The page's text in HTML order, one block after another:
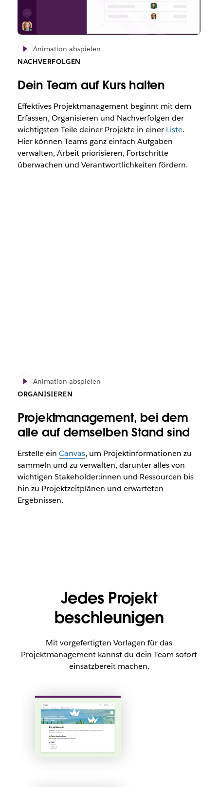
Animation abspielen
NACHVERFOLGEN
Dein Team auf Kurs halten
Effektives Projektmanagement beginnt mit dem
Erfassen, Organisieren und Nachverfolgen der
wichtigsten Teile deiner Projekte in einer Liste.
Hier können Teams ganz einfach Aufgaben
verwalten, Arbeit priorisieren, Fortschritte
überwachen und Verantwortlichkeiten fördern.
Animation abspielen
ORGANISIEREN
Projektmanagement, bei dem
alle auf demselben Stand sind
Erstelle ein Canvas, um Projektinformationen zu
sammeln und zu verwalten, darunter alles von
wichtigen Stakeholder:innen und Ressourcen bis
hin zu Projektzeitplänen und erwarteten
Ergebnissen.
Jedes Projekt
beschleunigen
Mit vorgefertigten Vorlagen für das
Projektmanagement kannst du dein Team sofort
einsatzbereit machen.